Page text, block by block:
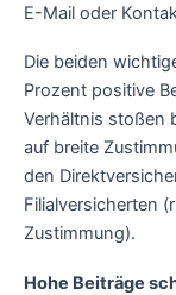
E-Mail oder
Die beiden
Prozent positive
Verhältnis stoßen
auf breite
den
Filialversicherten
Zustimmung).
Hohe Beiträge